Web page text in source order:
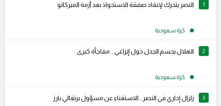
1 النصر يتحرك لإنقاذ صفقة الاستحواذ بعد أزمة الميركاتو
كرة سعودية
2 الهلال يحسم الجدل حول إنزاغي .. مفاجأة كبرى
كرة سعودية
3 زلزال إداري في النصر.. الاستغناء عن مسؤول برتغالي بارز